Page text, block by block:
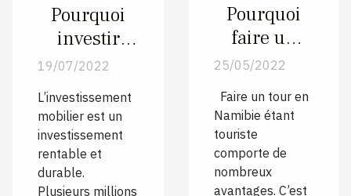
Pourquoi
investir
dans
l'immobilier
?
19/07/2022
L’investissement
mobilier est un
investissement
rentable et
durable.
Plusieurs millions
Pourquoi
faire un
safari en
Namibie en
tant que
touriste ?
25/05/2022
Faire un tour en
Namibie étant
touriste
comporte de
nombreux
avantages. C’est